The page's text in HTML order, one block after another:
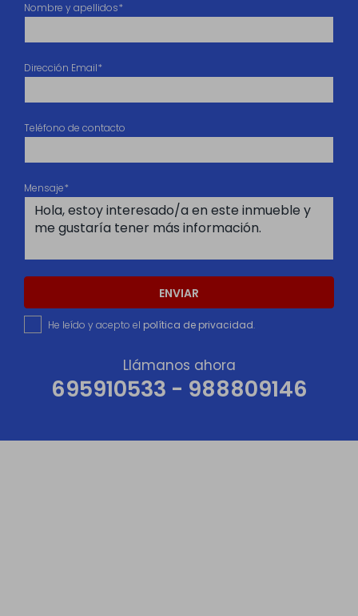
Nombre y apellidos*
Dirección Email*
Teléfono de contacto
Mensaje*
ENVIAR
He leído y acepto el política de privacidad.
Llámanos ahora
695910533 - 988809146